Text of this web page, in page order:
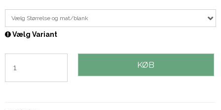
Vælg Størrelse og mat/blank
Vælg Variant
KØB